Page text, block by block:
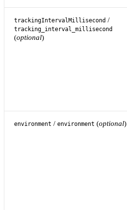
trackingIntervalMillisecond /
tracking_interval_millisecond
(optional)
environment / environment (optional)